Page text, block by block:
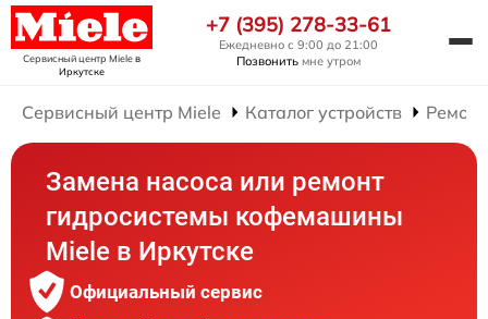
Сервисный центр Mieleв
Иркутске
+7 (395) 278-33-61
Ежедневно с 9:00 до 21:00
Позвонить мне утром
Сервисный центр Miele Каталог устройств
Замена насоса или ремонт
гидросистемы кофемашины
Miele в Иркутске
Официальный сервис